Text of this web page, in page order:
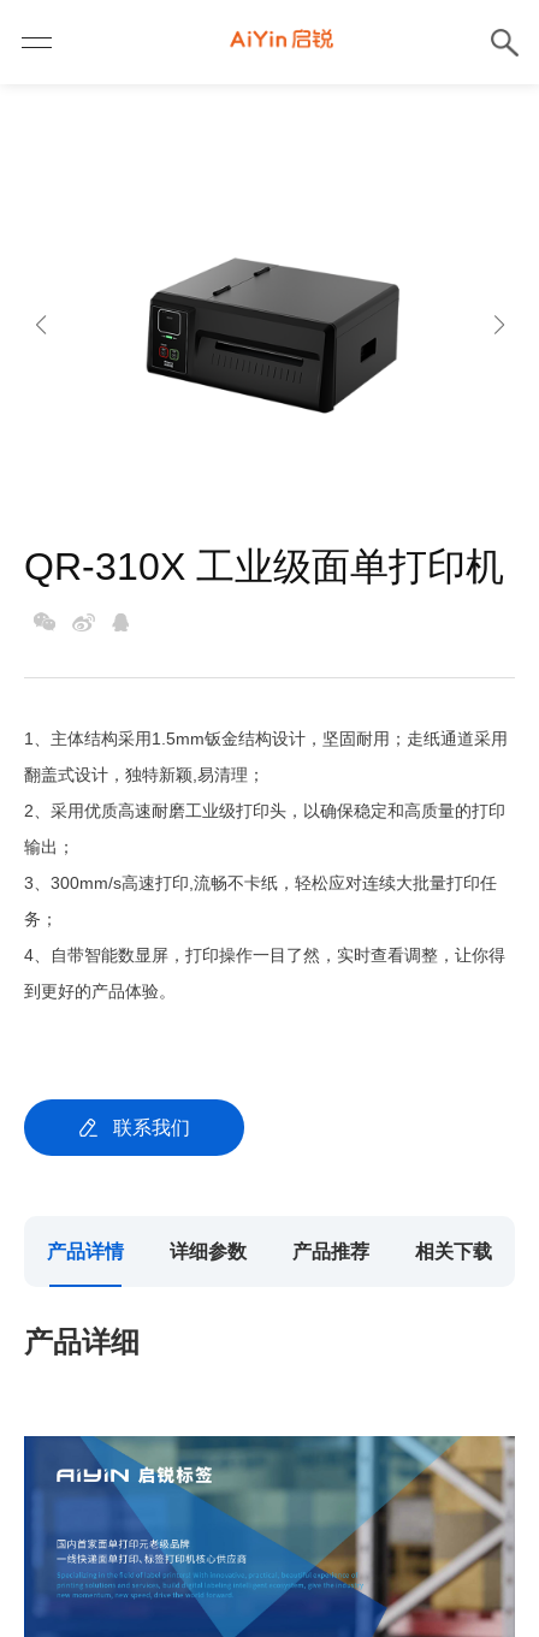
QR-310X 工业级面单打印机
1、主体结构采用1.5mm钣金结构设计，坚固耐用；走纸通道采用
翻盖式设计，独特新颖,易清理；
2、采用优质高速耐磨工业级打印头，以确保稳定和高质量的打印
输出；
3、300mm/s高速打印,流畅不卡纸，轻松应对连续大批量打印任
务；
4、自带智能数显屏，打印操作一目了然，实时查看调整，让你得
到更好的产品体验。
联系我们
产品详情 详细参数 产品推荐 相关下载
产品详细